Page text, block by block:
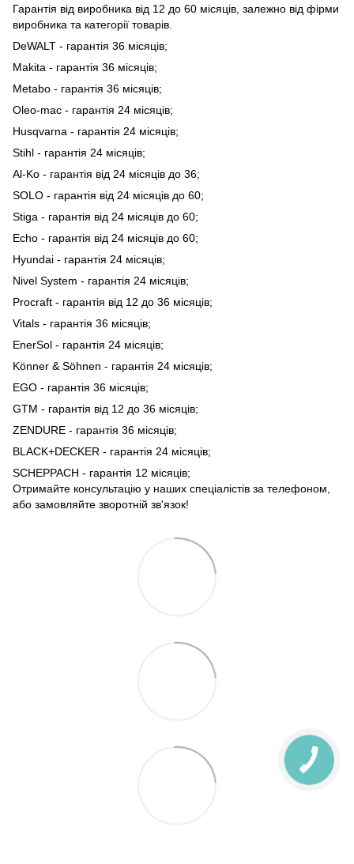
Гарантія від виробника від 12 до 60 місяців, залежно від фірми
виробника та категорії товарів.
DeWALT - гарантія 36 місяців;
Makita - гарантія 36 місяців;
Metabo - гарантія 36 місяців;
Oleo-mac - гарантія 24 місяців;
Husqvarna - гарантія 24 місяців;
Stihl - гарантія 24 місяців;
Al-Ko - гарантія від 24 місяців до 36;
SOLO - гарантія від 24 місяців до 60;
Stiga - гарантія від 24 місяців до 60;
Echo - гарантія від 24 місяців до 60;
Hyundai - гарантія 24 місяців;
Nivel System - гарантія 24 місяців;
Procraft - гарантія від 12 до 36 місяців;
Vitals - гарантія 36 місяців;
EnerSol - гарантія 24 місяців;
Könner & Söhnen - гарантія 24 місяців;
EGO - гарантія 36 місяців;
GTM - гарантія від 12 до 36 місяців;
ZENDURE - гарантія 36 місяців;
BLACK+DECKER - гарантія 24 місяців;
SCHEPPACH - гарантія 12 місяців;
Отримайте консультацію у наших спеціалістів за телефоном,
або замовляйте зворотній зв'язок!